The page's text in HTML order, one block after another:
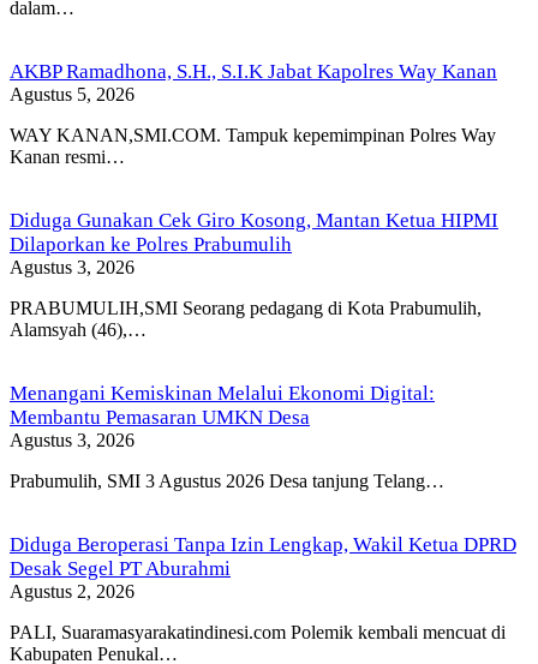
dalam…
AKBP Ramadhona, S.H., S.I.K Jabat Kapolres Way Kanan
Agustus 5, 2026
WAY KANAN,SMI.COM. Tampuk kepemimpinan Polres Way
Kanan resmi…
Diduga Gunakan Cek Giro Kosong, Mantan Ketua HIPMI
Dilaporkan ke Polres Prabumulih
Agustus 3, 2026
PRABUMULIH,SMI Seorang pedagang di Kota Prabumulih,
Alamsyah (46),…
Menangani Kemiskinan Melalui Ekonomi Digital:
Membantu Pemasaran UMKN Desa
Agustus 3, 2026
Prabumulih, SMI 3 Agustus 2026 Desa tanjung Telang…
Diduga Beroperasi Tanpa Izin Lengkap, Wakil Ketua DPRD
Desak Segel PT Aburahmi
Agustus 2, 2026
PALI, Suaramasyarakatindinesi.com Polemik kembali mencuat di
Kabupaten Penukal…